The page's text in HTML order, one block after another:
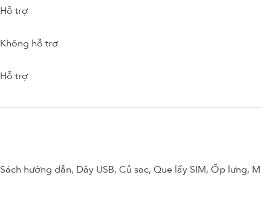
Hỗ trợ
Không hỗ trợ
Hỗ trợ
Sách hướng dẫn, Dây USB, Củ sạc, Que lấy SIM, Ốp lưng,